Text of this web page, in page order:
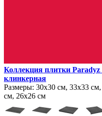
Коллекция плитки
клинкерная
Размеры: 30х30 см, 33х33
см, 26х26 см